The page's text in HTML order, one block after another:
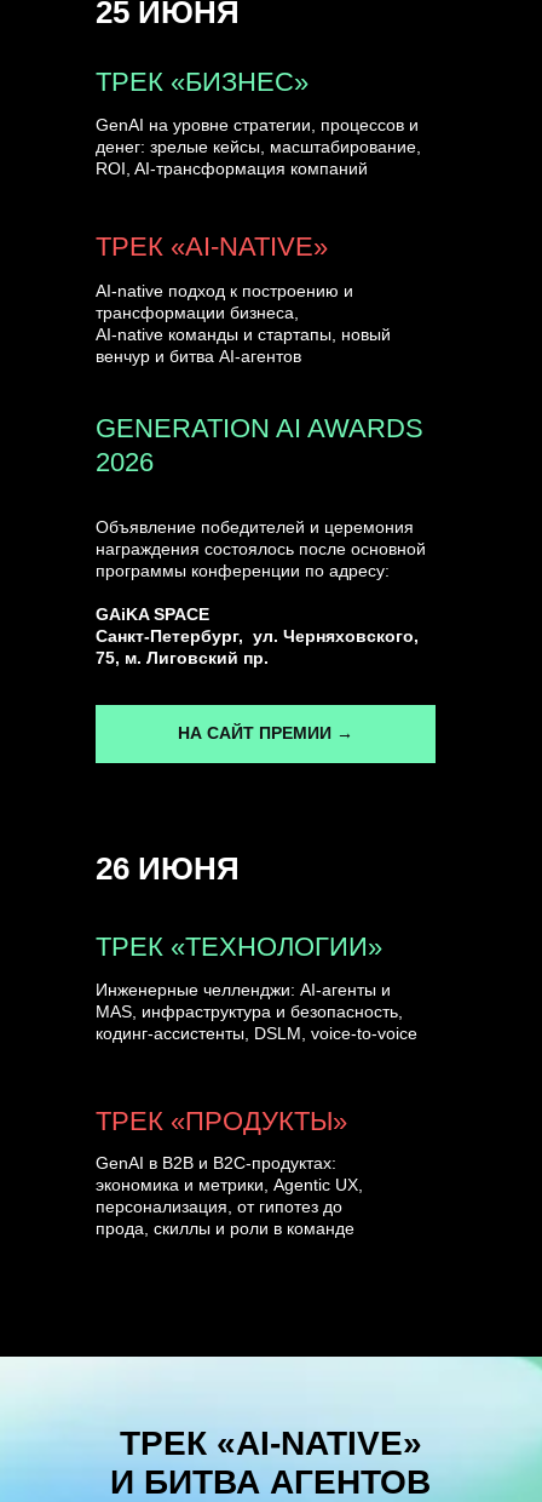
Объявление победителей и церемония
награждения состоялось после основной
программы конференции по адресу:
GAiKA SPACE
Санкт-Петербург, ул. Черняховского,
75, м. Лиговский пр.
ТРЕК «БИЗНЕС»
GENERATION AI AWARDS
2026
GenAI на уровне стратегии, процессов и
денег: зрелые кейсы, масштабирование,
ROI, AI-трансформация компаний
AI-native подход к построению и
трансформации бизнеса,
AI-native команды и стартапы, новый
венчур и битва AI-агентов
ТРЕК «AI-NATIVE»
25 ИЮНЯ
26 ИЮНЯ
ТРЕК «ПРОДУКТЫ»
GenAI в B2B и B2C-продуктах:
экономика и метрики, Agentic UX,
персонализация, от гипотез до
прода, скиллы и роли в команде
Инженерные челленджи: AI-агенты и
MAS, инфраструктура и безопасность,
кодинг-ассистенты, DSLM, voice-to-voice
ТРЕК «ТЕХНОЛОГИИ»
НА САЙТ ПРЕМИИ →
УЗНАТЬ БОЛЬШЕ
ГЕНЕРАЛЬНЫЙ ИНФОПАРТНЕР
CONVERSATIONS